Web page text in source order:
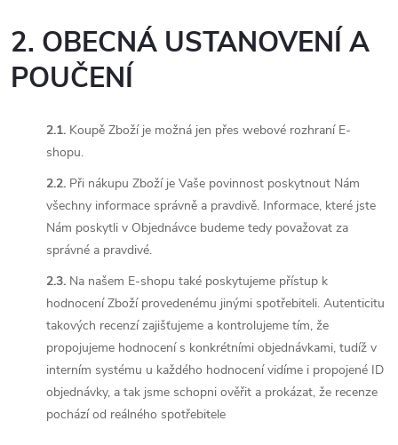
2. OBECNÁ USTANOVENÍ A
POUČENÍ
2.1. Koupě Zboží je možná jen přes webové rozhraní E-
shopu.
2.2. Při nákupu Zboží je Vaše povinnost poskytnout Nám
všechny informace správně a pravdivě. Informace, které jste
Nám poskytli v Objednávce budeme tedy považovat za
správné a pravdivé.
2.3. Na našem E-shopu také poskytujeme přístup k
hodnocení Zboží provedenému jinými spotřebiteli. Autenticitu
takových recenzí zajišťujeme a kontrolujeme tím, že
propojujeme hodnocení s konkrétními objednávkami, tudíž v
interním systému u každého hodnocení vidíme i propojené ID
objednávky, a tak jsme schopni ověřit a prokázat, že recenze
pochází od reálného spotřebitele